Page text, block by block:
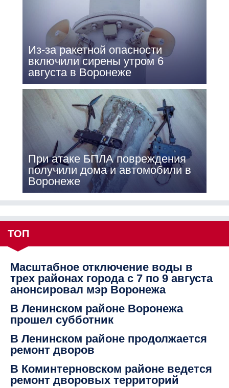
Из-за ракетной опасности
включили сирены утром 6
августа в Воронеже
При атаке БПЛА повреждения
получили дома и автомобили в
Воронеже
ТОП
Масштабное отключение воды в
трех районах города с 7 по 9 августа
анонсировал мэр Воронежа
В Ленинском районе Воронежа
прошел субботник
В Ленинском районе продолжается
ремонт дворов
В Коминтерновском районе ведется
ремонт дворовых территорий